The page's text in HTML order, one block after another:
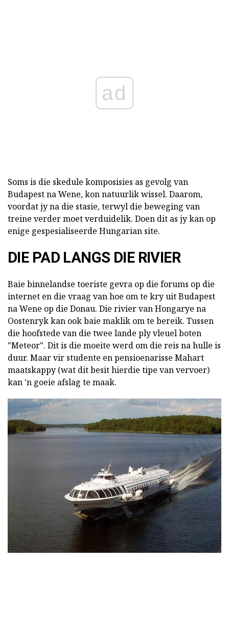
ad
Soms is die skedule komposisies as gevolg van
Budapest na Wene, kon natuurlik wissel. Daarom,
voordat jy na die stasie, terwyl die beweging van
treine verder moet verduidelik. Doen dit as jy kan op
enige gespesialiseerde Hungarian site.
DIE PAD LANGS DIE RIVIER
Baie binnelandse toeriste gevra op die forums op die
internet en die vraag van hoe om te kry uit Budapest
na Wene op die Donau. Die rivier van Hongarye na
Oostenryk kan ook baie maklik om te bereik. Tussen
die hoofstede van die twee lande ply vleuel boten
"Meteor". Dit is die moeite werd om die reis na hulle is
duur. Maar vir studente en pensioenarisse Mahart
maatskappy (wat dit besit hierdie tipe van vervoer)
kan 'n goeie afslag te maak.